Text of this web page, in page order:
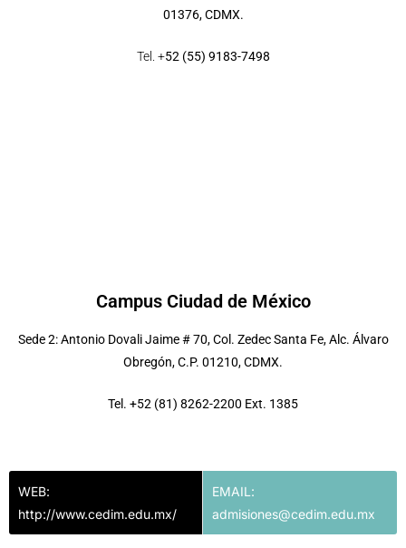
01376, CDMX.
Tel. +52 (55) 9183-7498
Campus Ciudad de México
Sede 2: Antonio Dovali Jaime # 70, Col. Zedec Santa Fe, Alc. Álvaro
Obregón, C.P. 01210​, CDMX.
Tel. +52 (81) 8262-2200 Ext. 1385
WEB:
http://www.cedim.edu.mx/
EMAIL:
admisiones@cedim.edu.mx